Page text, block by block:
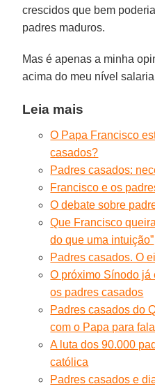
crescidos que bem
padres maduros.
Mas é apenas a minha
acima do meu nível
Leia mais
O Papa Francisco
casados?
Padres casados:
Francisco e os
O debate sobre
Que Francisco
do que uma intuição”
Padres casados. O
O próximo Sínodo já
os padres casados
Padres casados do
com o Papa para
A luta dos 90.000
católica
Padres casados e